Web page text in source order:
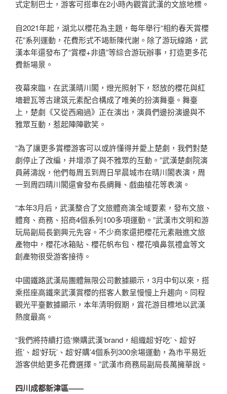
式定制巴士，游客可搭車在2小時內觀賞武漢的文旅地標。
自2021年起，湖北以櫻花為主題，每年舉行“相約春天賞櫻
花”系列運動，花費形式不竭新陳代謝。除了游玩線路，武
漢本年還發布了“賞櫻+非遺”等綜合游玩辦事，打造更多花
費新場景。
夜幕來臨，在武漢晴川閣，燈光照射下，怒放的櫻花與紅
墻碧瓦等古建筑元素配合構成了唯美的扮演舞臺。舞臺
上，楚劇《又從西廂過》正在演出，演員們邊扮演邊與不
雅眾互動，惹起陣陣歡笑。
“為了讓更多賞櫻游客可以或許懂得并愛上楚劇，我們對楚
劇停止了改編，并增添了與不雅眾的互動。”武漢楚劇院演
員蔣濤說，他們每周五到周日早晨城市在晴川閣表演，周
一到周四晴川閣還會發布長綢舞、戲曲槍花等表演。
“本年3月后，武漢整合了文旅體商演全域要素，發布文旅、
體育、商務、招商4個系列100多項運動。”武漢市文明和游
玩局副局長劉興元先容。不少商家還把櫻花元素融進文旅
產物中，櫻花冰箱貼、櫻花帆布包、櫻花噴鼻氛禮盒等文
創產物很受游客接待。
中國鐵路武漢局團體無限公司數據顯示，3月中旬以來，搭
乘搭座高鐵來武漢賞櫻的搭客人數呈慢慢上升趨向。同程
觀光平臺數據顯示，本年清明假期，賞花游目標地以武漢
熱度最高。
“我們將持續打造‘樂購武漢’brand，組織超‘好吃’、超‘好
逛’、超‘好玩’、超‘好購’4個系列300余場運動，為市平易近
游客供給更多花費選擇。”武漢市商務局副局長萬擁華說。
四川成都新津區——